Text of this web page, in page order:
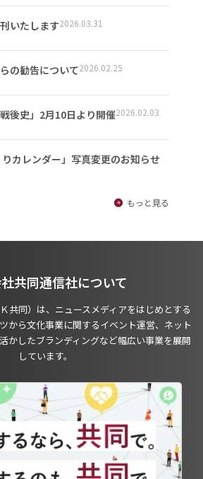
いたします2026.03.31
の勧告について2026.02.25
後史」2月10日より開催2026.02.03
りカレンダー」写真変更のお知らせ
もっと見る
共同通信社について
共同）は、ニュースメディアをはじめとする
から文化事業に関するイベント運営、ネット
かしたブランディングなど幅広い事業を展開
しています。